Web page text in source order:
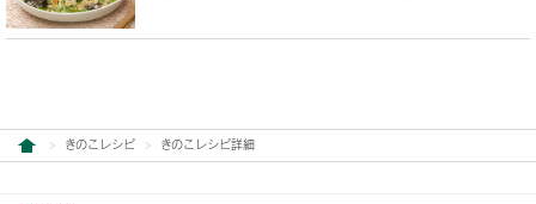
きのこレシピ きのこレシピ詳細